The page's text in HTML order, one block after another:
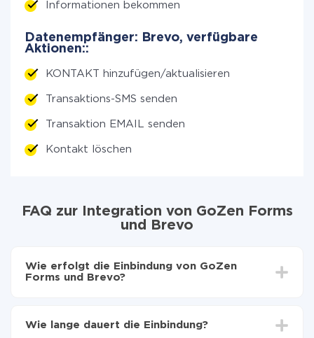
Informationen bekommen
Datenempfänger: Brevo, verfügbare
Aktionen::
KONTAKT hinzufügen/aktualisieren
Transaktions-SMS senden
Transaktion EMAIL senden
Kontakt löschen
FAQ zur Integration von GoZen Forms
und Brevo
Wie erfolgt die Einbindung von GoZen
Forms und Brevo?
zu übertragen
Wie lange dauert die Einbindung?